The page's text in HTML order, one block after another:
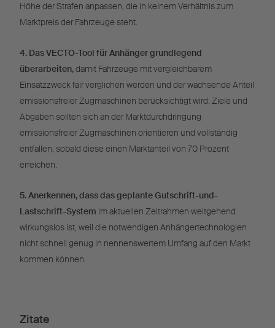
Höhe der Strafen anpassen, die in keinem Verhältnis zum
Marktpreis der Fahrzeuge steht.
4. Das VECTO-Tool für Anhänger grundlegend
überarbeiten,damit Fahrzeuge mit vergleichbarem
Einsatzzweck fair verglichen werden und der wachsende Anteil
emissionsfreier Zugmaschinen berücksichtigt wird. Ziele und
Abgaben sollten sich an der Marktdurchdringung
emissionsfreier Zugmaschinen orientieren und vollständig
entfallen, sobald diese einen Marktanteil von 70 Prozent
erreichen.
5. Anerkennen, dass das geplante Gutschrift-und-
Lastschrift-System im aktuellen Zeitrahmen weitgehend
wirkungslos ist, weil die notwendigen Anhängertechnologien
nicht schnell genug in nennenswertem Umfang auf den Markt
kommen können.
Zitate